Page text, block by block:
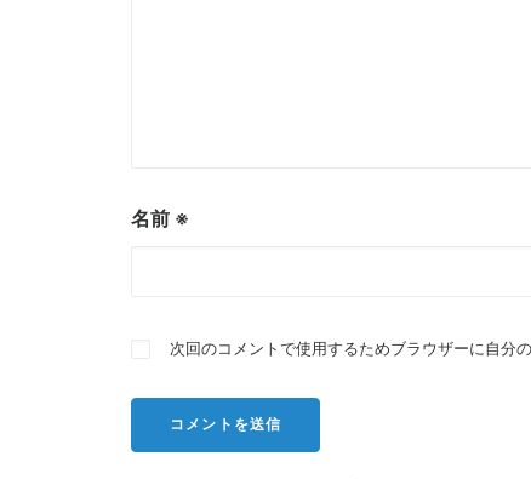
名前 ※
次回のコメントで使用するためブラウザーに自分